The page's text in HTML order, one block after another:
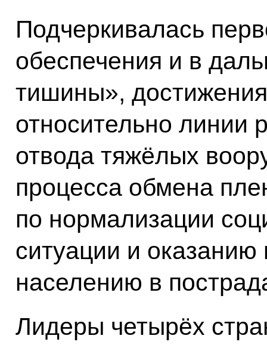
Подчеркивалась
обеспечения и в
тишины»,
относительно линии
отвода тяжёлых
процесса обмена
по нормализации
ситуации и
населению в
Лидеры четырёх